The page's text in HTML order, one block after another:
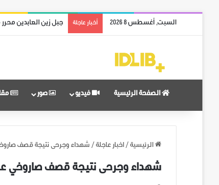
السبت, أغسطس 8 2026 أخبار عاجلة جبل زين العابدين
الصفحة الرئيسية فيديو صور
الرئيسية / اخبار عاجلة / شهداء وجرحى نتيجة قصف
شهداء وجرحى نتيجة قصف صاروخي